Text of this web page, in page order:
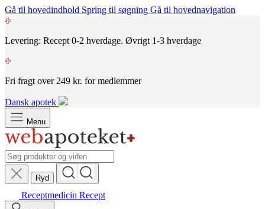
Gå til hovedindhold Spring til søgning Gå til hovednavigation
Levering: Recept 0-2 hverdage. Øvrigt 1-3 hverdage
Fri fragt over 249 kr. for medlemmer
Dansk apotek
Menu
Ryd
Receptmedicin Recept